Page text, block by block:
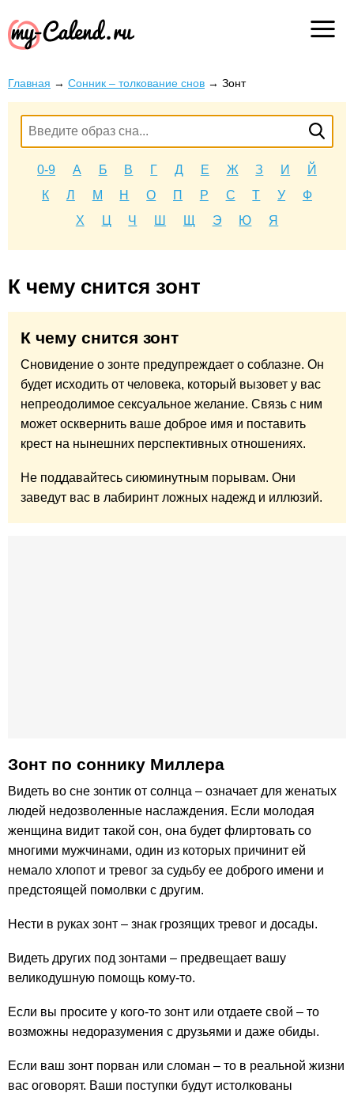
Главная → Сонник – толкование снов → Зонт
0-9 А Б В Г Д Е Ж З И
Й
К
Л М Н О П Р С Т У
Ф
Х
Ц Ч Ш Щ Э Ю Я
К чему снится зонт
К чему снится зонт
Сновидение о зонте предупреждает о соблазне. Он
будет исходить от человека, который вызовет у вас
непреодолимое сексуальное желание. Связь с ним
может осквернить ваше доброе имя и поставить
крест на нынешних перспективных отношениях.
Не поддавайтесь сиюминутным порывам. Они
заведут вас в лабиринт ложных надежд и иллюзий.
Зонт по cоннику Миллера
Видеть во сне зонтик от солнца – означает для женатых
людей недозволенные наслаждения. Если молодая
женщина видит такой сон, она будет флиртовать со
многими мужчинами, один из которых причинит ей
немало хлопот и тревог за судьбу ее доброго имени и
предстоящей помолвки с другим.
Нести в руках зонт – знак грозящих тревог и досады.
Видеть других под зонтами – предвещает вашу
великодушную помощь кому-то.
Если вы просите у кого-то зонт или отдаете свой – то
возможны недоразумения с друзьями и даже обиды.
Если ваш зонт порван или сломан – то в реальной жизни
вас оговорят. Ваши поступки будут истолкованы